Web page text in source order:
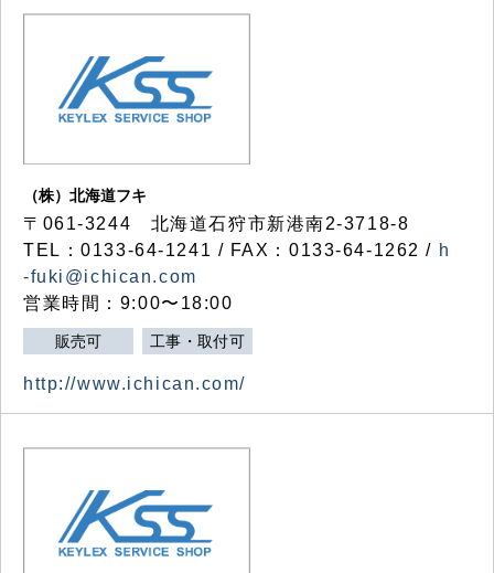
（株）北海道フキ
〒061-3244 北海道石狩市新港南2-3718-8
TEL：0133-64-1241 / FAX：0133-64-1262 / h
-fuki@ichican.com
営業時間：9:00〜18:00
販売可 工事・取付可
http://www.ichican.com/